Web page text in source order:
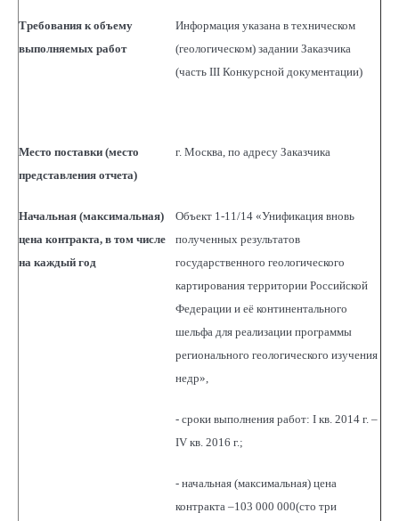
Требования к объему
выполняемых работ
Информация указана в техническом
(геологическом) задании Заказчика
(часть III Конкурсной документации)
Место поставки (место
представления отчета)
г. Москва, по адресу Заказчика
Начальная (максимальная)
цена контракта, в том числе
на каждый год
Объект 1-11/14 «Унификация вновь
полученных результатов
государственного геологического
картирования территории Российской
Федерации и её континентального
шельфа для реализации программы
регионального геологического изучения
недр»,
- сроки выполнения работ: I кв. 2014 г. –
IV кв. 2016 г.;
- начальная (максимальная) цена
контракта –103 000 000(сто три